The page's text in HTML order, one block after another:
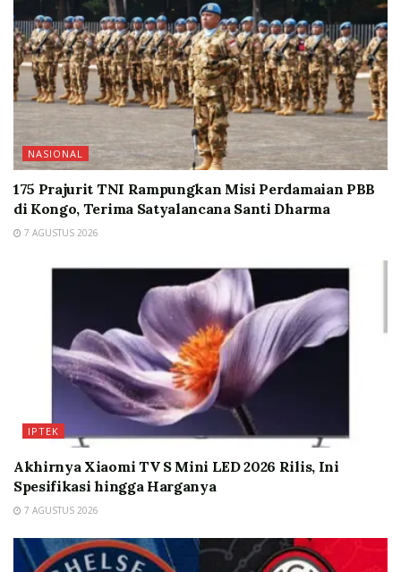
NASIONAL
175 Prajurit TNI Rampungkan Misi Perdamaian PBB
di Kongo, Terima Satyalancana Santi Dharma
7 AGUSTUS 2026
IPTEK
Akhirnya Xiaomi TV S Mini LED 2026 Rilis, Ini
Spesifikasi hingga Harganya
7 AGUSTUS 2026